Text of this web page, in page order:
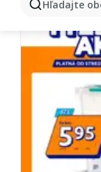
Hľadajte